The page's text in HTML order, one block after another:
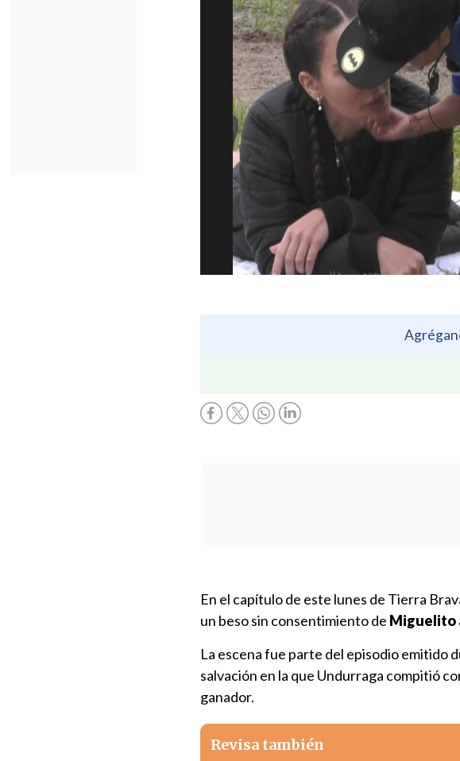
En el capítulo de este lunes de Tierra
un beso sin consentimiento de Miguelito
La escena fue parte del episodio emitido
salvación en la que Undurraga compitió
ganador.
Revisa también